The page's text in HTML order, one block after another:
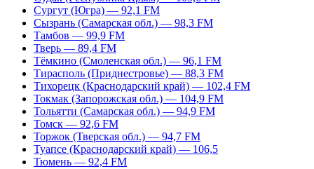
Сургут (Югра) — 92,1 FM
Сызрань (Самарская обл.) — 98,3 FM
Тамбов — 99,9 FM
Тверь — 89,4 FM
Тёмкино (Смоленская обл.) — 96,1 FM
Тирасполь (Приднестровье) — 88,3 FM
Тихорецк (Краснодарский край) — 102,4 FM
Токмак (Запорожская обл.) — 104,9 FM
Тольятти (Самарская обл.) — 94,9 FM
Томск — 92,6 FM
Торжок (Тверская обл.) — 94,7 FM
Туапсе (Краснодарский край) — 106,5
Тюмень — 92,4 FM